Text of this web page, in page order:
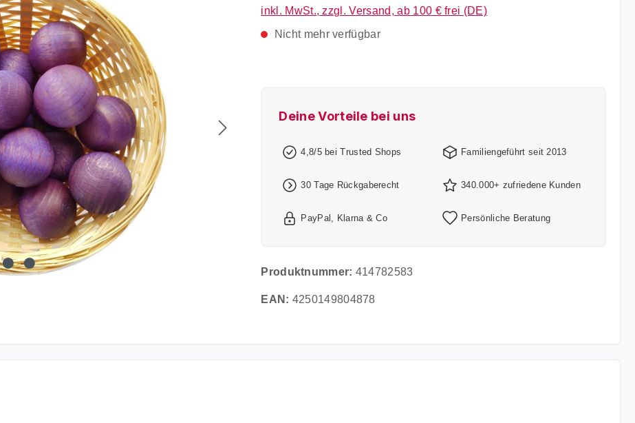
inkl. MwSt., zzgl. Versand, ab 100 € frei (DE)
Nicht mehr verfügbar
Deine Vorteile bei uns
4,8/5 bei Trusted Shops Familiengeführt seit 2013
30 Tage Rückgaberecht 340.000+ zufriedene Kunden
PayPal, Klarna & Co Persönliche Beratung
Produktnummer: 414782583
EAN: 4250149804878